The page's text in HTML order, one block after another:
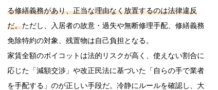
る修繕義務があり、正当な理由なく放置するのは法律違反
だ。ただし、入居者の故意・過失や無断修理手配、修繕義務
免除特約の対象、残置物は自己負担となる。
家賃全額のボイコットは法的リスクが高く、使えない割合に
応じた「減額交渉」や改正民法に基づいた「自らの手で業者
を手配する」のが正しい手段だ。冷静にルールを確認し、大